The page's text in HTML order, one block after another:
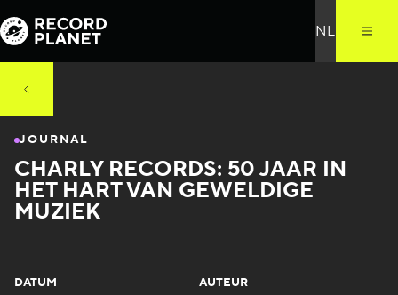
JOURNAL
CHARLY RECORDS: 50 JAAR IN
HET HART VAN GEWELDIGE
MUZIEK
DATUM AUTEUR